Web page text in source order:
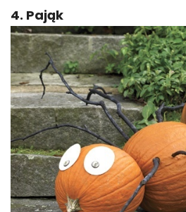
4. Pająk